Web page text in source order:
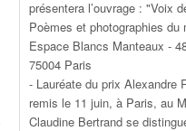
présentera l’ouvrage : "Voix
Poèmes et photographies du
Espace Blancs Manteaux -
75004 Paris
- Lauréate du prix Alexandre
remis le 11 juin, à Paris, au
Claudine Bertrand se